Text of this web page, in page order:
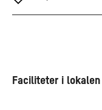
Faciliteter i